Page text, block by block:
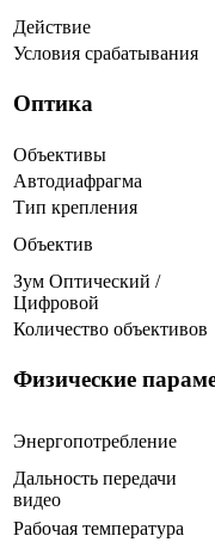
Действие
Условия срабатывания
Оптика
Объективы
Автодиафрагма
Тип крепления
Объектив
Зум Оптический /
Цифровой
Количество объективов
Физические
Энергопотребление
Дальность передачи
видео
Рабочая температура